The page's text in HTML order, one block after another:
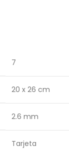
7
20 x 26 cm
2.6 mm
Tarjeta